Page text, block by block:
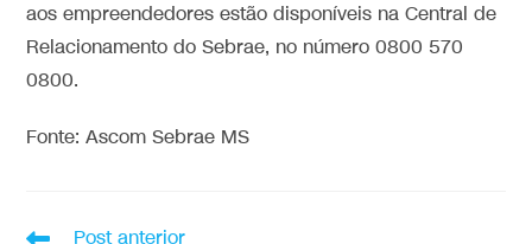
aos empreendedores estão disponíveis na Central de
Relacionamento do Sebrae, no número 0800 570
0800.
Fonte: Ascom Sebrae MS
Post anterior